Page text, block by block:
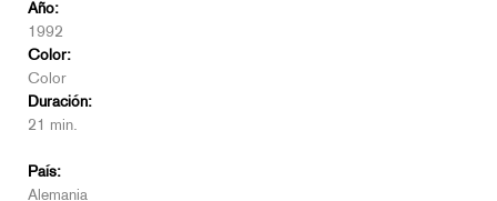
Año:
1992
Color:
Color
Duración:
21 min.
País:
Alemania